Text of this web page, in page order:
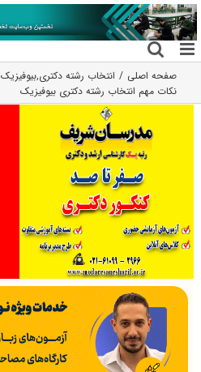
رفتن
به
محتوا
صفحه اصلی انتخاب رشته دکتری,بیوفیزیک
نکات مهم انتخاب رشته دکتری بیوفیزیک